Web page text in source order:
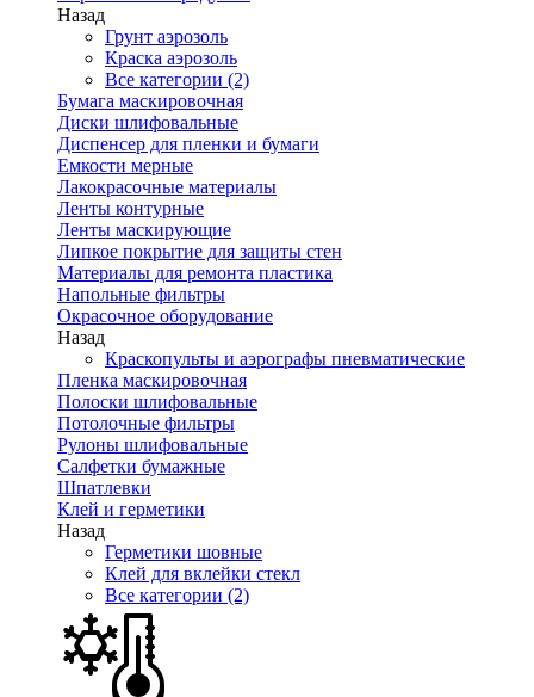
Назад
Грунт аэрозоль
Краска аэрозоль
Все категории (2)
Бумага маскировочная
Диски шлифовальные
Диспенсер для пленки и бумаги
Емкости мерные
Лакокрасочные материалы
Ленты контурные
Ленты маскирующие
Липкое покрытие для защиты стен
Материалы для ремонта пластика
Напольные фильтры
Окрасочное оборудование
Назад
Краскопульты и аэрографы пневматические
Пленка маскировочная
Полоски шлифовальные
Потолочные фильтры
Рулоны шлифовальные
Салфетки бумажные
Шпатлевки
Клей и герметики
Назад
Герметики шовные
Клей для вклейки стекл
Все категории (2)